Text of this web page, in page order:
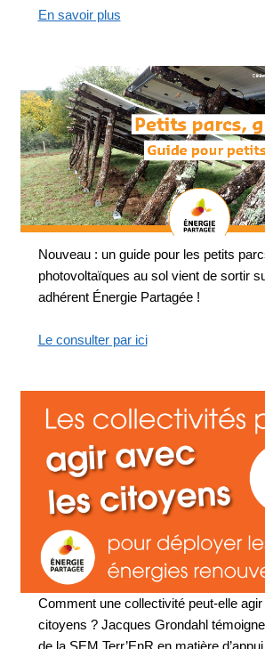
En savoir plus
Nouveau : un guide pour les petits
photovoltaïques au sol vient de sortir
adhérent Énergie Partagée !
Le consulter par ici
Comment une collectivité peut-elle
citoyens ? Jacques Grondahl
de la SEM Terr’EnR en matière